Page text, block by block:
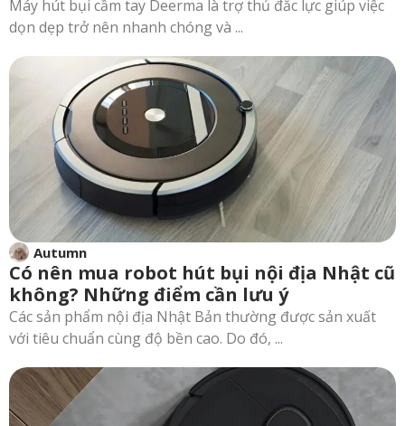
Máy hút bụi cầm tay Deerma là trợ thủ đắc lực giúp việc
dọn dẹp trở nên nhanh chóng và ...
Autumn
Có nên mua robot hút bụi nội địa Nhật cũ
không? Những điểm cần lưu ý
Các sản phẩm nội địa Nhật Bản thường được sản xuất
với tiêu chuẩn cùng độ bền cao. Do đó, ...